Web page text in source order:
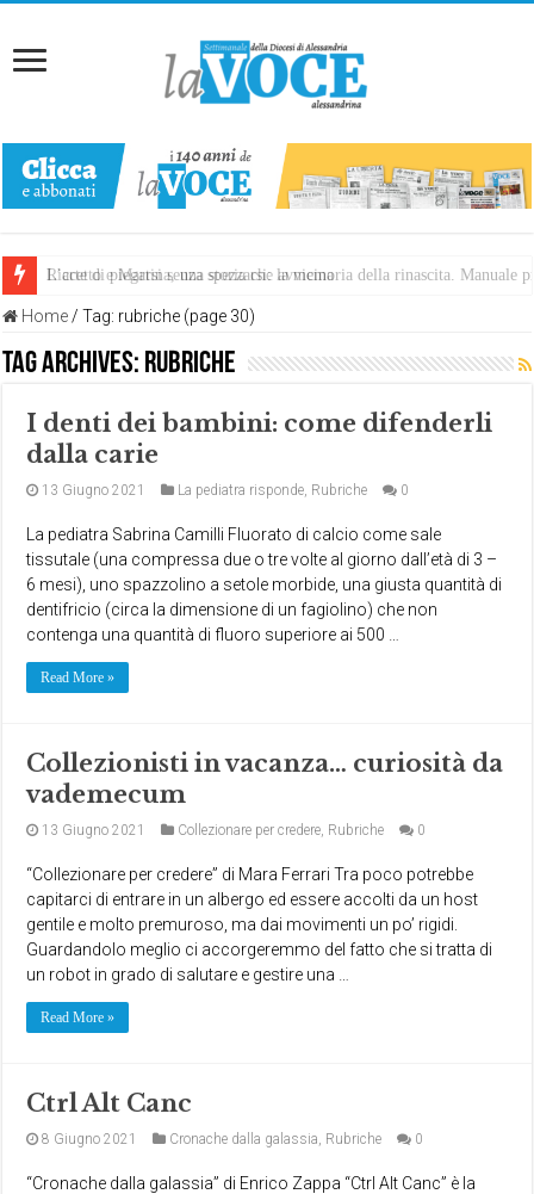
L’arte di piegarsi senza spezzarsi: la memoria della rinascita.
Riccetto e Martina, una storia che avvicina
Home / Tag: rubriche (page 30)
Tag Archives: rubriche
I denti dei bambini: come difenderli
dalla carie
13 Giugno 2021 La pediatra risponde, Rubriche 0
La pediatra Sabrina Camilli Fluorato di calcio come sale
tissutale (una compressa due o tre volte al giorno dall’età di 3 –
6 mesi), uno spazzolino a setole morbide, una giusta quantità di
dentifricio (circa la dimensione di un fagiolino) che non
contenga una quantità di fluoro superiore ai 500 …
Read More »
Collezionisti in vacanza… curiosità da
vademecum
13 Giugno 2021 Collezionare per credere, Rubriche 0
“Collezionare per credere” di Mara Ferrari Tra poco potrebbe
capitarci di entrare in un albergo ed essere accolti da un host
gentile e molto premuroso, ma dai movimenti un po’ rigidi.
Guardandolo meglio ci accorgeremmo del fatto che si tratta di
un robot in grado di salutare e gestire una …
Read More »
Ctrl Alt Canc
8 Giugno 2021 Cronache dalla galassia, Rubriche 0
“Cronache dalla galassia” di Enrico Zappa “Ctrl Alt Canc” è la